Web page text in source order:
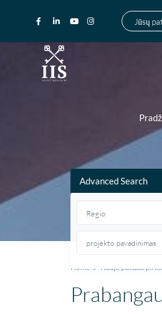
Jūsų
Advanced Search
Regio
Home Naujo pastato